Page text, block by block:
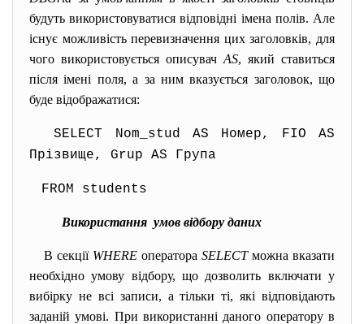
будуть використовуватися відповідні імена полів. Але
існує можливість перевизначення цих заголовків, для
чого використовується описувач AS, який ставиться
після імені поля, а за ним вказується заголовок, що
буде відображатися:
SELECT Nom_stud AS Номер, FIO AS
Прізвище, Grup AS Група
FROM students
Використання умов відбору даних
В секції WHERE оператора SELECTможна вказати
необхідно умову відбору, що дозволить включати у
вибірку не всі записи, а тільки ті, які відповідають
заданій умові. При використанні даного оператору в